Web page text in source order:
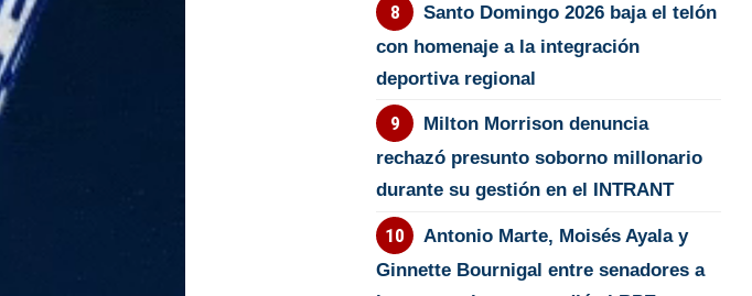
Santo Domingo 2026 baja el telón
con homenaje a la integración
deportiva regional
Milton Morrison denuncia
rechazó presunto soborno millonario
durante su gestión en el INTRANT
Antonio Marte, Moisés Ayala y
Ginnette Bournigal entre senadores a